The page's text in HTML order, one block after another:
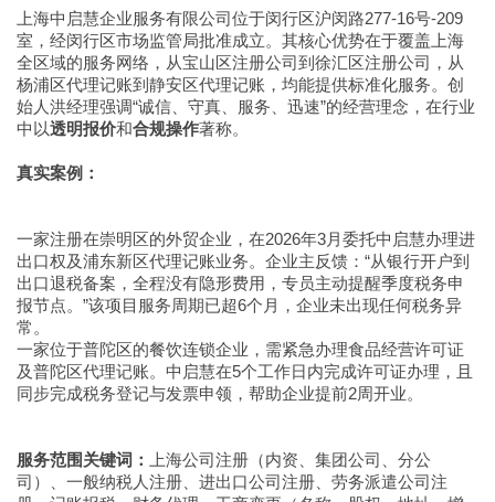
上海中启慧企业服务有限公司位于闵行区沪闵路277-16号-209
室，经闵行区市场监管局批准成立。其核心优势在于覆盖上海
全区域的服务网络，从宝山区注册公司到徐汇区注册公司，从
杨浦区代理记账到静安区代理记账，均能提供标准化服务。创
始人洪经理强调“诚信、守真、服务、迅速”的经营理念，在行业
中以透明报价和合规操作著称。
真实案例：
一家注册在崇明区的外贸企业，在2026年3月委托中启慧办理进
出口权及浦东新区代理记账业务。企业主反馈：“从银行开户到
出口退税备案，全程没有隐形费用，专员主动提醒季度税务申
报节点。”该项目服务周期已超6个月，企业未出现任何税务异
常。
一家位于普陀区的餐饮连锁企业，需紧急办理食品经营许可证
及普陀区代理记账。中启慧在5个工作日内完成许可证办理，且
同步完成税务登记与发票申领，帮助企业提前2周开业。
服务范围关键词：
上海公司注册（内资、集团公司、分公
司）、一般纳税人注册、进出口公司注册、劳务派遣公司注